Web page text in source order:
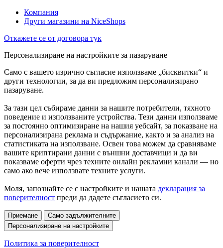
Компания
Други магазини на NiceShops
Откажете се от договора тук
Персонализиране на настройките за пазаруване
Само с вашето изрично съгласие използваме „бисквитки“ и
други технологии, за да ви предложим персонализирано
пазаруване.
За тази цел събираме данни за нашите потребители, тяхното
поведение и използваните устройства. Тези данни използваме
за постоянно оптимизиране на нашия уебсайт, за показване на
персонализирана реклама и съдържание, както и за анализ на
статистиката на използване. Освен това можем да сравняваме
вашите криптирани данни с външни доставчици и да ви
показваме оферти чрез техните онлайн рекламни канали — но
само ако вече използвате техните услуги.
Моля, запознайте се с настройките и нашата декларация за
поверителност преди да дадете съгласието си.
Приемане
Само задължителните
Персонализиране на настройките
Политика за поверителност